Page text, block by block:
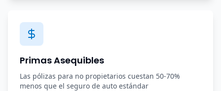
Primas Asequibles
Las pólizas para no propietarios cuestan 50-70%
menos que el seguro de auto estándar